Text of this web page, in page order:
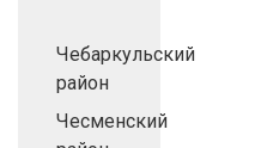
Чебаркульский
район
Чесменский